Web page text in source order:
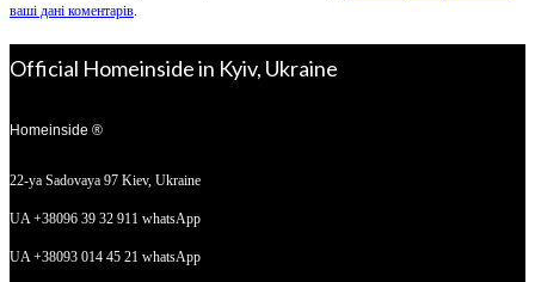
ваші дані коментарів.
Official Homeinside in Kyiv, Ukraine
Homeinside ®
22-ya Sadovaya 97 Kiev, Ukraine
UA +38096 39 32 911 whatsApp
UA +38093 014 45 21 whatsApp